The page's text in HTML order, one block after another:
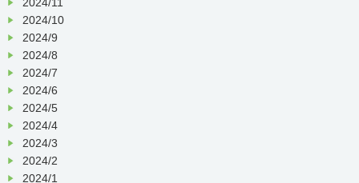
2024/10
2024/9
2024/8
2024/7
2024/6
2024/5
2024/4
2024/3
2024/2
2024/1